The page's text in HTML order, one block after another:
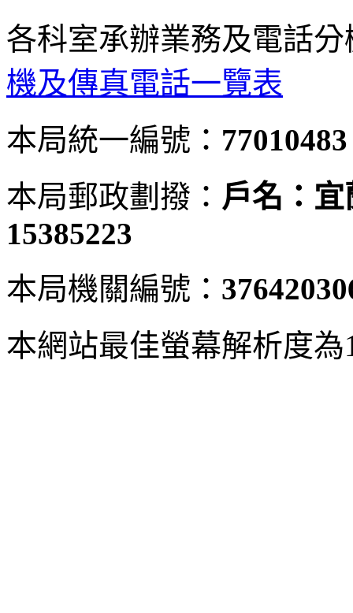
各科室承辦業務及電話分
機及傳真電話一覽表
本局統一編號： 77010483
本局郵政劃撥： 戶名：
15385223
本局機關編號：
本網站最佳螢幕解析度